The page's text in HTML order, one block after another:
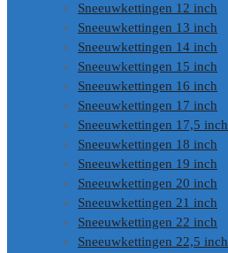
Sneeuwkettingen 12 inch
Sneeuwkettingen 13 inch
Sneeuwkettingen 14 inch
Sneeuwkettingen 15 inch
Sneeuwkettingen 16 inch
Sneeuwkettingen 17 inch
Sneeuwkettingen 17,5 inch
Sneeuwkettingen 18 inch
Sneeuwkettingen 19 inch
Sneeuwkettingen 20 inch
Sneeuwkettingen 21 inch
Sneeuwkettingen 22 inch
Sneeuwkettingen 22,5 inch